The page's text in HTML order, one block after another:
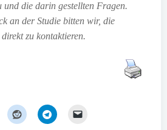
und die darin gestellten Fragen.
an der Studie bitten wir, die
zu kontaktieren.